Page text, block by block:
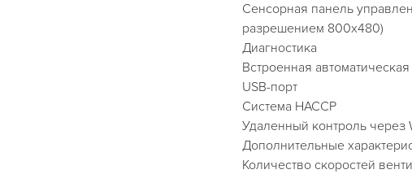
Сенсорная панель
разрешением 800х480)
Диагностика
Встроенная
USB-порт
Система НАССР
Удаленный контроль через
Дополнительные
Количество скоростей